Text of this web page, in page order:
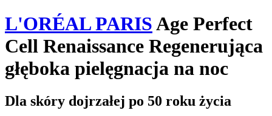
L'ORÉAL PARISAge Perfect
Cell Renaissance Regenerująca
głęboka pielęgnacja na noc
Dla skóry dojrzałej po 50 roku życia